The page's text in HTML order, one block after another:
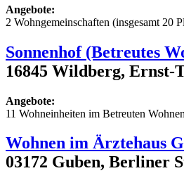
Angebote:
2 Wohngemeinschaften (insgesamt 20
Sonnenhof (Betreutes
16845 Wildberg, Ernst-
Angebote:
11 Wohneinheiten im Betreuten Wohnen
Wohnen im Ärztehaus
03172 Guben, Berliner